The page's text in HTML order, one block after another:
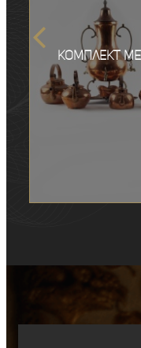
Комплект